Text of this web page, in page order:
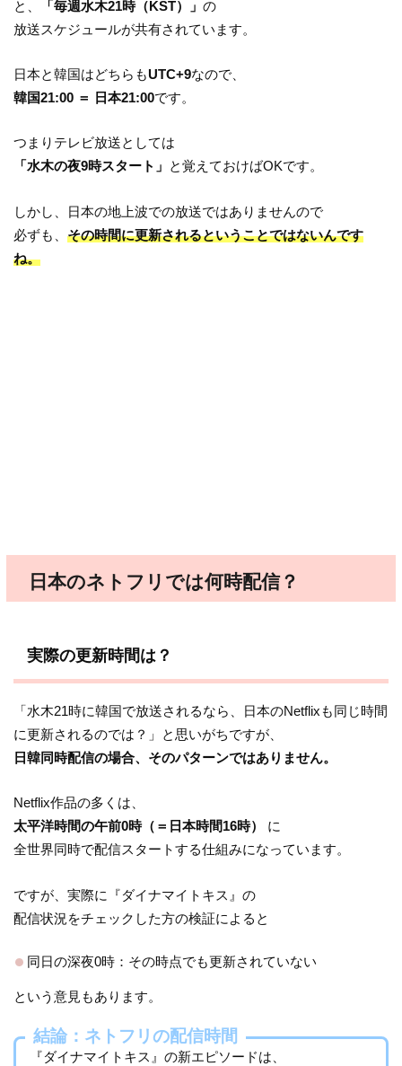
と、 「毎週水木21時（KST）」の
放送スケジュールが共有されています。
日本と韓国はどちらもUTC+9なので、
韓国21:00 ＝ 日本21:00です。
つまりテレビ放送としては
「水木の夜9時スタート」 と覚えておけばOKです。
しかし、日本の地上波での放送ではありませんので
必ずも、その時間に更新されるということではないんです
ね。
日本のネトフリでは何時配信？
実際の更新時間は？
「水木21時に韓国で放送されるなら、日本のNetflixも同じ時間
に更新されるのでは？」と思いがちですが、
日韓同時配信の場合、そのパターンではありません。
Netflix作品の多くは、
太平洋時間の午前0時（＝日本時間16時）
に
全世界同時で配信スタートする仕組みになっています。
ですが、実際に『ダイナマイトキス』の
配信状況をチェックした方の検証によると
同日の深夜0時：その時点でも更新されていない
という意見もあります。
結論：ネトフリの配信時間
『ダイナマイトキス』の新エピソードは、